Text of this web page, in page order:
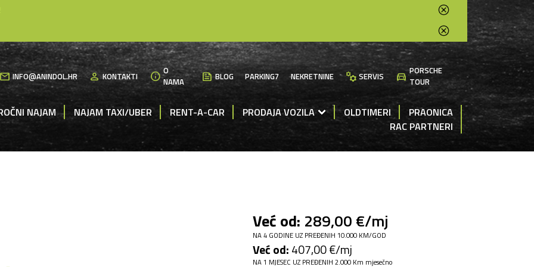
INFO@ANINDOL.HR personKONTAKTI info O
NAMA
NewsBLOG PARKING7 NEKRETNINE manufacturing SERVIS directions_car PORSCHE
TOUR
NAJAM NAJAM TAXI/UBER RENT-A-CAR PRODAJA VOZILA OLDTIMERI
PRAONICA
RAC PARTNERI
Već od: 289,00 €/mj
NA 4 GODINE UZ PREĐENIH 10.000 KM/GOD
Već od: 407,00 €/mj
NA 1 MJESEC UZ PREĐENIH 2.000 Km mjesečno